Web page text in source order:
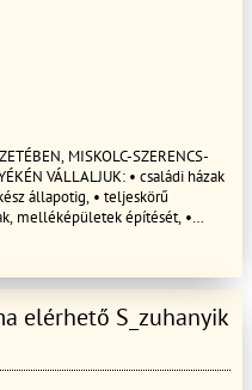
MISKOLC-SZERENCS-
VÁLLALJUK: • családi házak
állapotig, • teljeskörű
melléképületek építését, •
• kézi-, és gépi
- tapétázást, • lakások-, házak
• nyílászárók beépítését,
• lakatos munkákat. Jól
precíz munkát!
S_zuhanyik